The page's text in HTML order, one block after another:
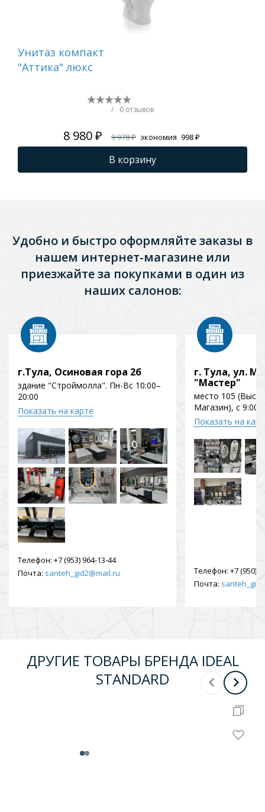
Унитаз компакт
"Аттика" люкс
/ 0 отзывов
8 980 ₽ 9 978 ₽ экономия 998 ₽
В корзину
Удобно и быстро оформляйте заказы в
нашем интернет-магазине или
приезжайте за покупками в один из
наших салонов:
г.Тула, Осиновая гора 2б
здание "Строймолла". Пн-Вс 10:00–
20:00
Показать на карте
Телефон: +7 (953) 964-13-44
Почта: santeh_gid2@mail.ru
г. Тула, ул.
"Мастер"
место 105
Магазин), с 9:00
Показать на
Телефон: +7 (950)
Почта:
ДРУГИЕ ТОВАРЫ БРЕНДА IDEAL
STANDARD